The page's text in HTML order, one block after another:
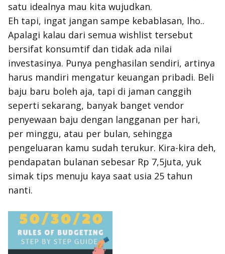
satu idealnya mau kita wujudkan.
Eh tapi, ingat jangan sampe kebablasan, lho..
Apalagi kalau dari semua wishlist tersebut
bersifat konsumtif dan tidak ada nilai
investasinya. Punya penghasilan sendiri, artinya
harus mandiri mengatur keuangan pribadi. Beli
baju baru boleh aja, tapi di jaman canggih
seperti sekarang, banyak banget vendor
penyewaan baju dengan langganan per hari,
per minggu, atau per bulan, sehingga
pengeluaran kamu sudah terukur. Kira-kira deh,
pendapatan bulanan sebesar Rp 7,5juta, yuk
simak tips menuju kaya saat usia 25 tahun
nanti.